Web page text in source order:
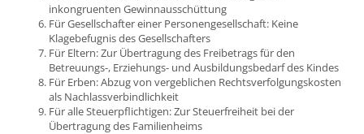
inkongruenten Gewinnausschüttung
Für Gesellschafter einer Personengesellschaft: Keine
Klagebefugnis des Gesellschafters
Für Eltern: Zur Übertragung des Freibetrags für den
Betreuungs-, Erziehungs- und Ausbildungsbedarf des Kindes
Für Erben: Abzug von vergeblichen Rechtsverfolgungskosten
als Nachlassverbindlichkeit
Für alle Steuerpflichtigen: Zur Steuerfreiheit bei der
Übertragung des Familienheims